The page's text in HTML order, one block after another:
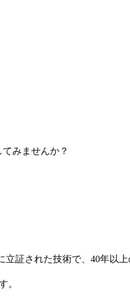
みませんか？
証された技術で、40年以
。